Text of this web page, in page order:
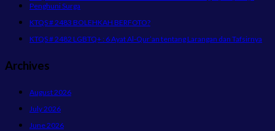
Penghuni Surga
KTQS # 2483 BOLEHKAH BERFOTO?
KTQS # 2482 LGBTQ+ : 6 Ayat Al-Qur’an tentang Larangan dan Tafsirnya
Archives
August 2026
July 2026
June 2026